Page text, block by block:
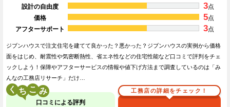
設計の自由度
3点
価格
5点
アフターサポート
3点
ジブンハウスで注文住宅を建てて良かった？悪かった？ジブンハウスの実例から価格
面をはじめ、耐震性や気密断熱性、省エネ性などの住宅性能など口コミで評判をチェ
ックしよう！保障やアフターサービスの情報や値下げ方法まで調査しているのは「み
んなの工務店リサーチ」だけ…
く こ
口コミによる評判
工務店の詳細をチェック！